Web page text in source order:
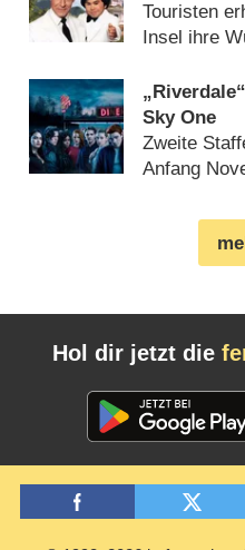
als
Touristen
Insel ihre
Sky One
Zweite
Anfang
Hol dir jetzt die